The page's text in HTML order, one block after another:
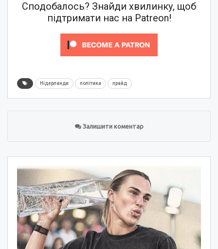
Сподобалось? Знайди хвилинку, щоб
підтримати нас на Patreon!
Нідерланди політика прайд
Залишити коментар